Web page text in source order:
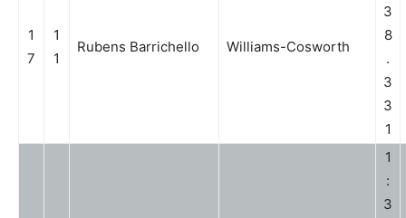
1
7
1
1
Rubens Barrichello Williams-Cosworth
3
8
.
3
3
1
1
:
3